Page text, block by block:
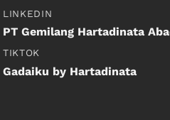
LINKEDIN
PT Gemilang Hartadinata
TIKTOK
Gadaiku by Hartadinata